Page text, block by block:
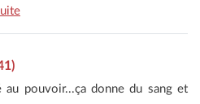
au pouvoir...ça donne du sang et